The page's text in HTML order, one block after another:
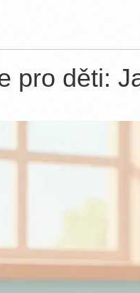
pro děti: